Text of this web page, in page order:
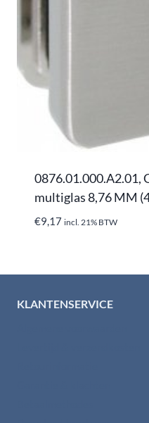
0876.01.000.A2.01,
multiglas 8,76 MM
€9,17 incl. 21% BTW
KLANTENSERVICE